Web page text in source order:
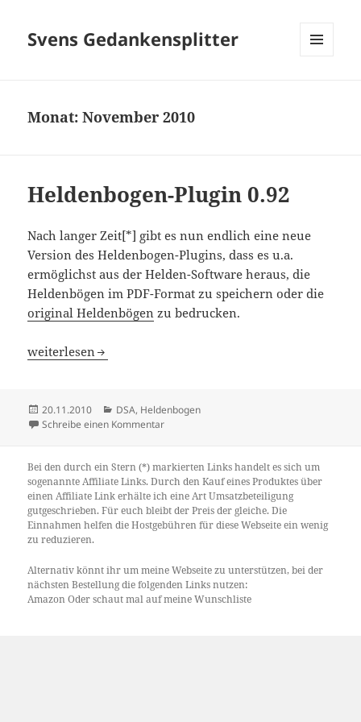
Svens Gedankensplitter
Monat:November 2010
Heldenbogen-Plugin 0.92
Nach langer Zeit[*] gibt es nun endlich eine neue
Version des Heldenbogen-Plugins, dass es u.a.
ermöglichst aus der Helden-Software heraus, die
Heldenbögen im PDF-Format zu speichern oder die
original Heldenbögen zu bedrucken.
Heldenbogen-Plugin 0.92
weiterlesen
Veröffentlicht
am
20.11.2010 Kategorien
DSA, Heldenbogen
Schreibe einen Kommentarzu Heldenbogen-Plugin 0.92
Bei den durch ein Stern (*) markierten Links handelt es sich um
sogenannte Affiliate Links. Durch den Kauf eines Produktes über
einen Affiliate Link erhälte ich eine Art Umsatzbeteiligung
gutgeschrieben. Für euch bleibt der Preis der gleiche. Die
Einnahmen helfen die Hostgebühren für diese Webseite ein wenig
zu reduzieren.
Alternativ könnt ihr um meine Webseite zu unterstützen, bei der
nächsten Bestellung die folgenden Links nutzen:
AmazonOder schaut mal auf meineWunschliste